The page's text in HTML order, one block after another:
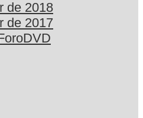
de 2018
de 2017